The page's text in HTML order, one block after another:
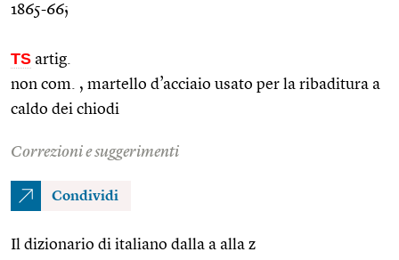
1865-66;
TS artig.
non com. , martello d’acciaio usato per la ribaditura a
caldo dei chiodi
Correzioni e suggerimenti
Condividi
Il dizionario di italiano dalla a alla z